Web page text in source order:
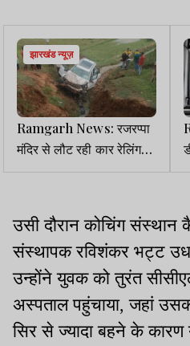
झारखंड न्यूज़
Ramgarh News: रजरप्पा
मंदिर से लौट रही कार रेलिंग
तोड़ खेत में लुढ़की, सभी
उसी दौरान कोचिंग संस्थान
संस्थापक रविशंकर भट्ट
उन्होंने युवक को तुरंत
अस्पताल पहुंचाया, जहां
सिर से ज्यादा बहने के कारण